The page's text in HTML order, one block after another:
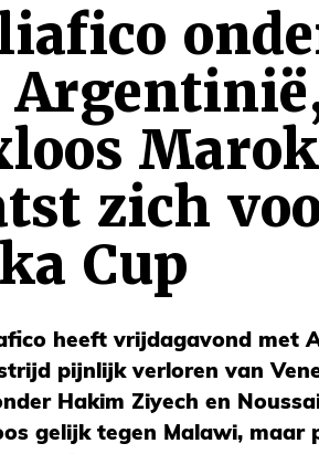
zich
Cup
heeft vrijdagavond met
pijnlijk verloren van
Hakim Ziyech en
gelijk tegen Malawi, maar